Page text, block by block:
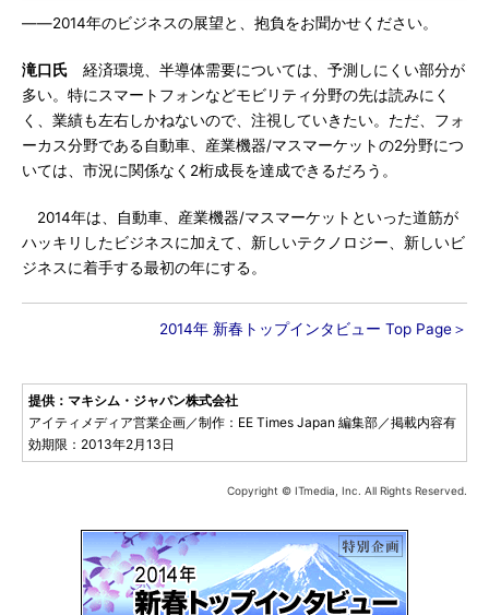
――2014年のビジネスの展望と、抱負をお聞かせください。
滝口氏 経済環境、半導体需要については、予測しにくい部分が
多い。特にスマートフォンなどモビリティ分野の先は読みにく
く、業績も左右しかねないので、注視していきたい。ただ、フォ
ーカス分野である自動車、産業機器/マスマーケットの2分野につ
いては、市況に関係なく2桁成長を達成できるだろう。
2014年は、自動車、産業機器/マスマーケットといった道筋が
ハッキリしたビジネスに加えて、新しいテクノロジー、新しいビ
ジネスに着手する最初の年にする。
2014年 新春トップインタビュー Top Page＞
提供：マキシム・ジャパン株式会社
アイティメディア営業企画／制作：EE Times Japan 編集部／掲載内容有
効期限：2013年2月13日
Copyright © ITmedia, Inc. All Rights Reserved.